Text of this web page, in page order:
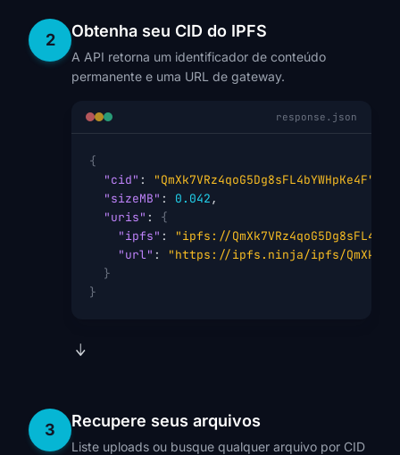
2 Obtenha seu CID do IPFS
A API retorna um identificador de conteúdo
permanente e uma URL de gateway.
response.json
{
"cid" : "QmXk7VRz4qoG5Dg8sFL4bYWHpKe4F"
"sizeMB" : 0.042,
"uris" : {
"ipfs" :
"ipfs://
"url" :
"https://ipfs.ninja/ipfs/
}
}
3 Recupere seus arquivos
Liste uploads ou busque qualquer arquivo por CID